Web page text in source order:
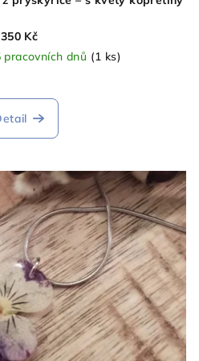
350 Kč
pracovních dnů (1 ks)